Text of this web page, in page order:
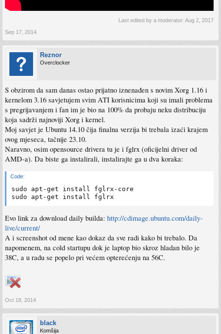
Last edited by a moderator: Aug 2, 2017
Sep 17, 2014
Reznor
Overclocker
S obzirom da sam danas ostao prijatno iznenađen s novim Xorg 1.16 i
kernelom 3.16 savjetujem svim ATI korisnicima koji su imali problema
s pregrijavanjem i fan im je bio na 100% da probaju neku distribuciju
koja sadrži najnoviji Xorg i kernel.
Moj savjet je Ubuntu 14.10 čija finalna verzija bi trebala izaći krajem
ovog mjeseca, tačnije 23.10.
Naravno, osim opensource drivera tu je i fglrx (oficijelni driver od
AMD-a). Da biste ga instalirali, instalirajte ga u dva koraka:
Code:
sudo apt-get install fglrx-core
Evo link za download daily builda: http://cdimage.ubuntu.com/daily-
live/current/
A i screenshot od mene kao dokaz da sve radi kako bi trebalo. Da
napomenem, na cold startupu dok je laptop bio skroz hladan bilo je
38C, a u radu se popelo pri većem opterećenju na 56C.
Oct 18, 2014
black
Komšija